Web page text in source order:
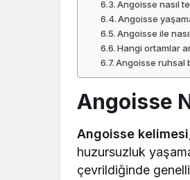
Angoisse nasıl
Angoisse
Angoisse ile
Hangi ortamlar
Angoisse ruhsal
Angoisse
Angoisse kelimesi
huzursuzluk
çevrildiğinde